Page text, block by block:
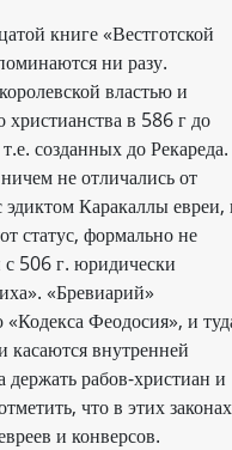
книге «Вестготской
ни разу.
властью и
христианства в 586 г до
созданных до Рекареда.
не отличались от
эдиктом Каракаллы евреи,
статус, формально не
с 506 г. юридически
«Бревиарий»
Феодосия», и
касаются внутренней
рабов-христиан и
что в этих законах
и конверсов.